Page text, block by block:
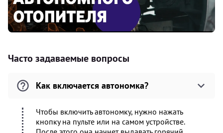
Часто задаваемые вопросы
Как включается автономка?
Чтобы включить автономку, нужно нажать
кнопку на пульте или на самом устройстве.